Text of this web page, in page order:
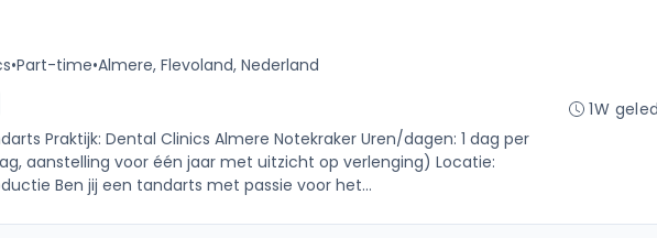
•Part-time•Almere, Flevoland, Nederland
Praktijk: Dental Clinics Almere Notekraker Uren/dagen: 1 dag per
aanstelling voor één jaar met uitzicht op verlenging) Locatie:
Ben jij een tandarts met passie voor het...
1W